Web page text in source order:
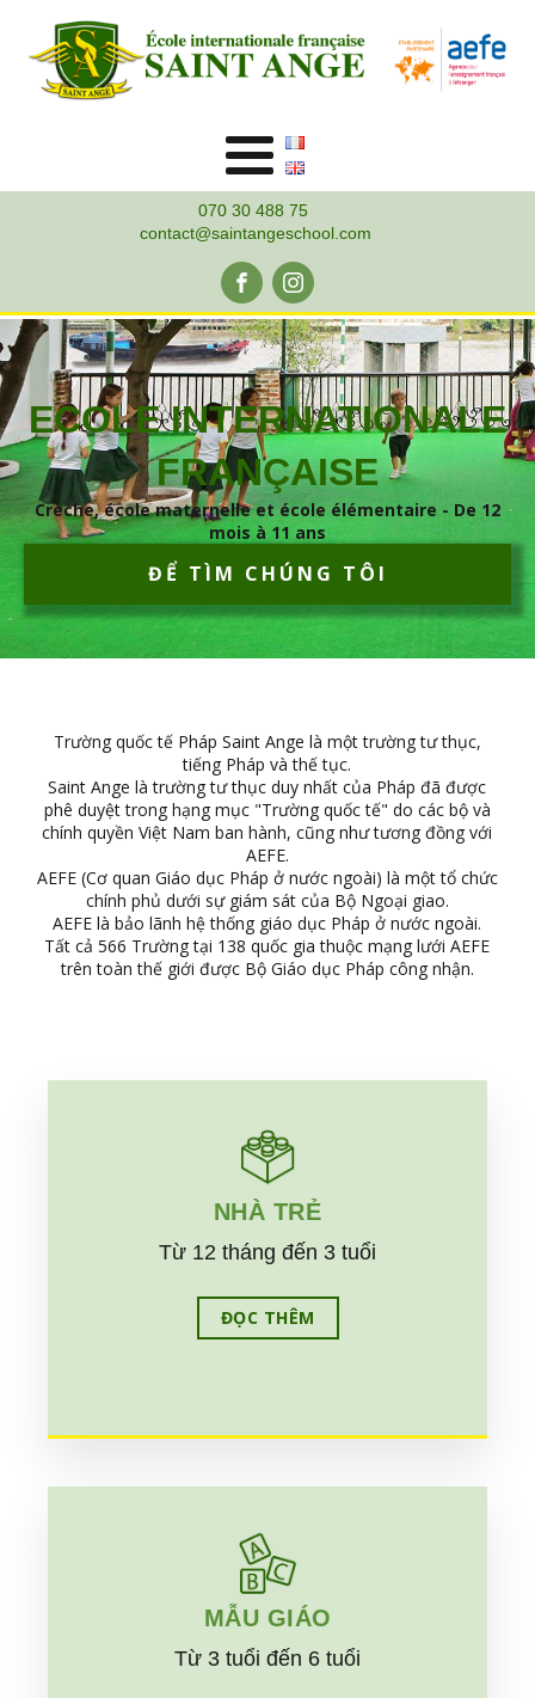
070 30 488 75
contact@saintangeschool.com
ECOLE INTERNATIONALE
FRANÇAISE
Crèche, école maternelle et école élémentaire - De 12
mois à 11 ans
ĐỂ TÌM CHÚNG TÔI
Trường quốc tế Pháp Saint Ange là một trường tư thục,
tiếng Pháp và thế tục.
Saint Ange là trường tư thục duy nhất của Pháp đã được
phê duyệt trong hạng mục "Trường quốc tế" do các bộ và
chính quyền Việt Nam ban hành, cũng như tương đồng với
AEFE.
AEFE (Cơ quan Giáo dục Pháp ở nước ngoài) là một tổ chức
chính phủ dưới sự giám sát của Bộ Ngoại giao.
AEFE là bảo lãnh hệ thống giáo dục Pháp ở nước ngoài.
Tất cả 566 Trường tại 138 quốc gia thuộc mạng lưới AEFE
trên toàn thế giới được Bộ Giáo dục Pháp công nhận.
NHÀ TRẺ
Từ 12 tháng đến 3 tuổi
ĐỌC THÊM
MẪU GIÁO
Từ 3 tuổi đến 6 tuổi